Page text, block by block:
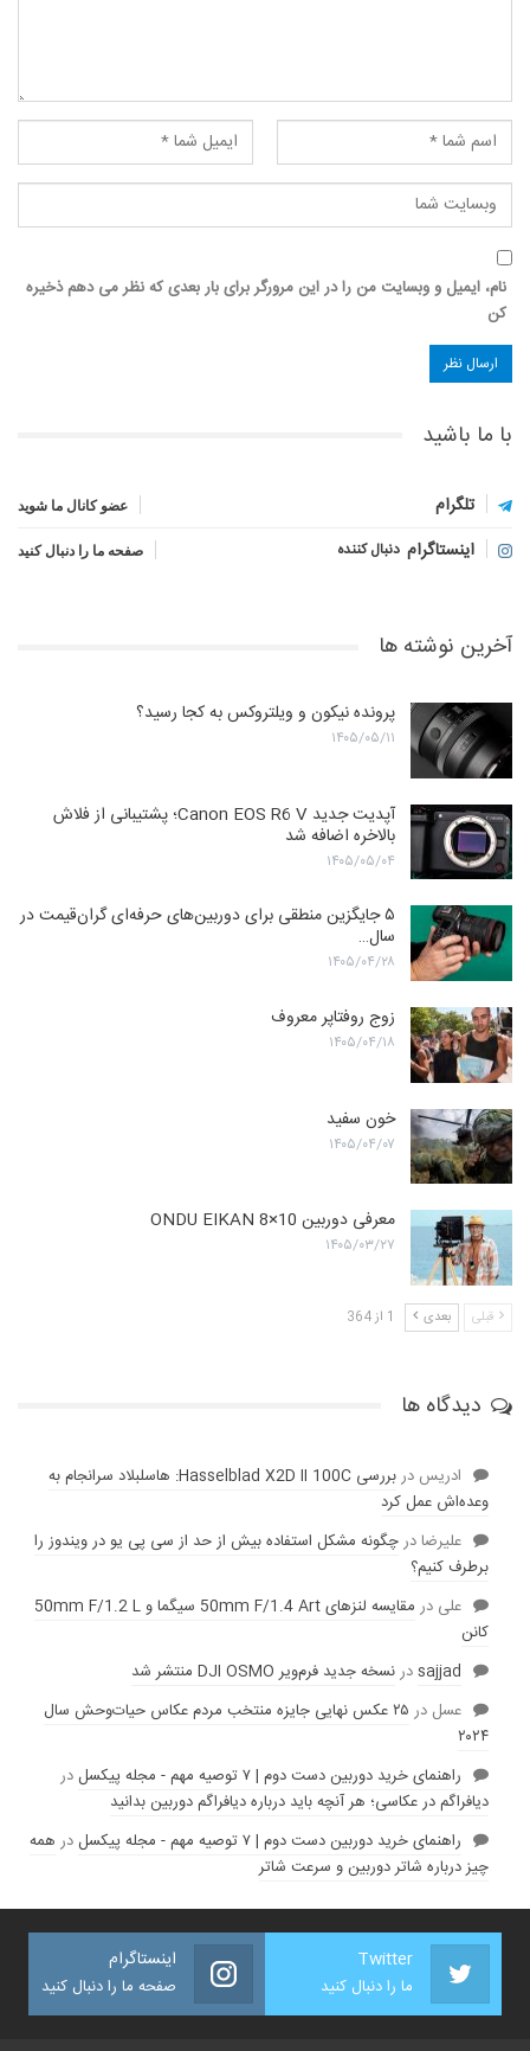
نام، ایمیل و وبسایت من را در این مرورگر برای بار بعدی که نظر می دهم ذخیره
کن
با ما باشید
تلگرام عضو کانال ما شوید
اینستاگرام دنبال کننده صفحه ما را دنبال کنید
آخرین نوشته ها
پرونده نیکون و ویلتروکس به کجا رسید؟
۱۴۰۵/۰۵/۱۱
آپدیت جدید Canon EOS R6 V؛ پشتیبانی از فلاش
بالاخره اضافه شد
۱۴۰۵/۰۵/۰۴
۵ جایگزین منطقی برای دوربین‌های حرفه‌ای گران‌قیمت در
سال…
۱۴۰۵/۰۴/۲۸
زوج روفتاپر معروف
۱۴۰۵/۰۴/۱۸
خون سفید
۱۴۰۵/۰۴/۰۷
معرفی دوربین ONDU EIKAN 8×10
۱۴۰۵/۰۳/۲۷
قبلی بعدی 1 از 364
دیدگاه ها
ادریس در
بررسی Hasselblad X2D II 100C: هاسلبلاد سرانجام به
وعده‌‌اش عمل کرد
عليرضادرچگونه مشکل استفاده بیش از حد از سی پی یو در ویندوز را
برطرف کنیم؟
علی در
مقایسه لنز‌های 50mm F/1.4 Art سیگما و 50mm F/1.2 L
کانن
sajjadدرنسخه جدید فرم‌ویر DJI OSMO منتشر شد
عسل در
۲۵ عکس نهایی جایزه منتخب مردم عکاس حیات‌وحش سال
۲۰۲۴
راهنمای خرید دوربین دست دوم | ۷ توصیه مهم - مجله پیکسل
در
دیافراگم در عکاسی؛ هر آنچه باید درباره دیافراگم دوربین بدانید
راهنمای خرید دوربین دست دوم | ۷ توصیه مهم - مجله پیکسل
در همه
چیز درباره شاتر دوربین و سرعت شاتر
Twitter
ما را دنبال کنید
اینستاگرام
صفحه ما را دنبال کنید